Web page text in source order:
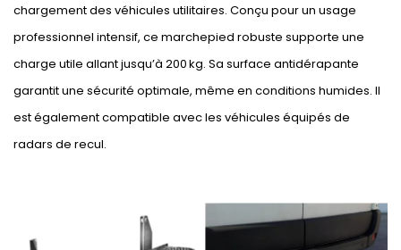
chargement des véhicules utilitaires. Conçu pour un usage
professionnel intensif, ce marchepied robuste supporte une
charge utile allant jusqu’à 200 kg. Sa surface antidérapante
garantit une sécurité optimale, même en conditions humides. Il
est également compatible avec les véhicules équipés de
radars de recul.